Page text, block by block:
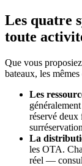
Les quatre
toute
Que vous
bateaux, les
Les
réservé deux
La
les OTA.
réel —